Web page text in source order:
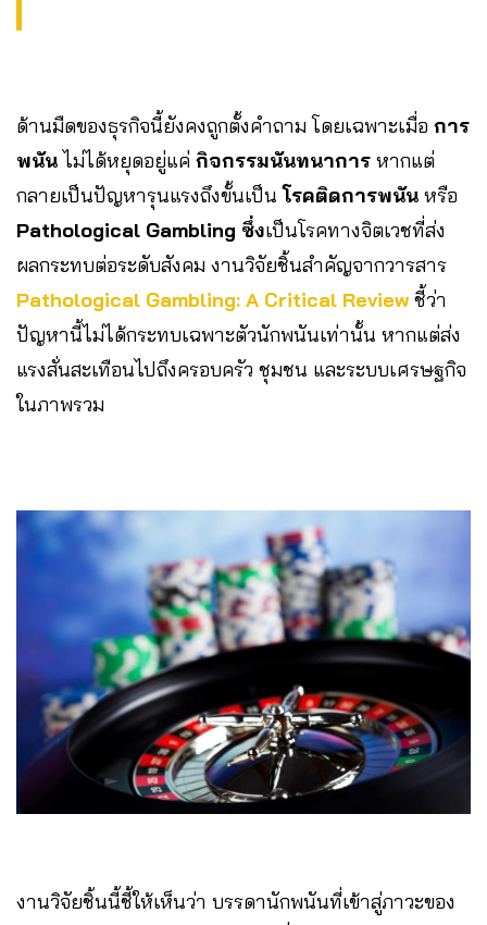
ด้านมืดของธุรกิจนี้ยังคงถูกตั้งคำถาม โดยเฉพาะเมื่อ การ
พนัน ไม่ได้หยุดอยู่แค่ กิจกรรมนันทนาการ หากแต่
กลายเป็นปัญหารุนแรงถึงขั้นเป็นโรคติดการพนัน หรือ
Pathological Gambling ซึ่งเป็นโรคทางจิตเวชที่ส่ง
ผลกระทบต่อระดับสังคม งานวิจัยชิ้นสำคัญจากวารสาร
Pathological Gambling: A Critical Reviewชี้ว่า
ปัญหานี้ไม่ได้กระทบเฉพาะตัวนักพนันเท่านั้น หากแต่ส่ง
แรงสั่นสะเทือนไปถึงครอบครัว ชุมชน และระบบเศรษฐกิจ
ในภาพรวม
งานวิจัยชิ้นนี้ชี้ให้เห็นว่า บรรดานักพนันที่เข้าสู่ภาวะของ